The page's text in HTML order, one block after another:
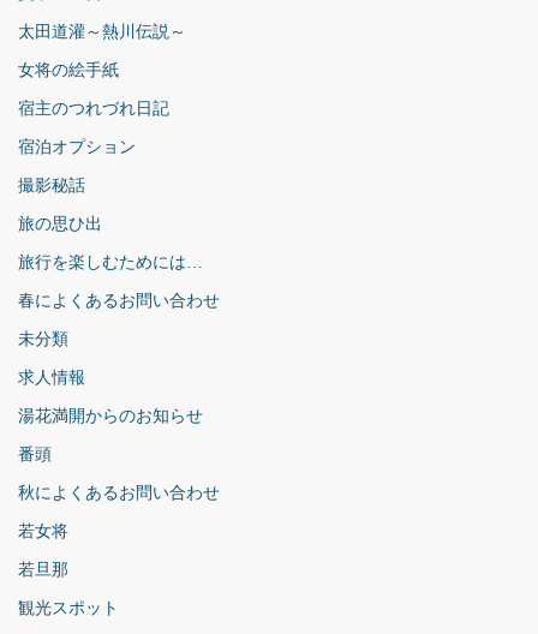
太田道灌～熱川伝説～
女将の絵手紙
宿主のつれづれ日記
宿泊オプション
撮影秘話
旅の思ひ出
旅行を楽しむためには…
春によくあるお問い合わせ
未分類
求人情報
湯花満開からのお知らせ
番頭
秋によくあるお問い合わせ
若女将
若旦那
観光スポット